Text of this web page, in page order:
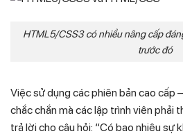
HTML5/CSS3 có nhiều nâng cấp
trước đó
Việc sử dụng các phiên bản cao cấp –
chắc chắn mà các lập trình viên phải
trả lời cho câu hỏi: “Có bao nhiêu sự